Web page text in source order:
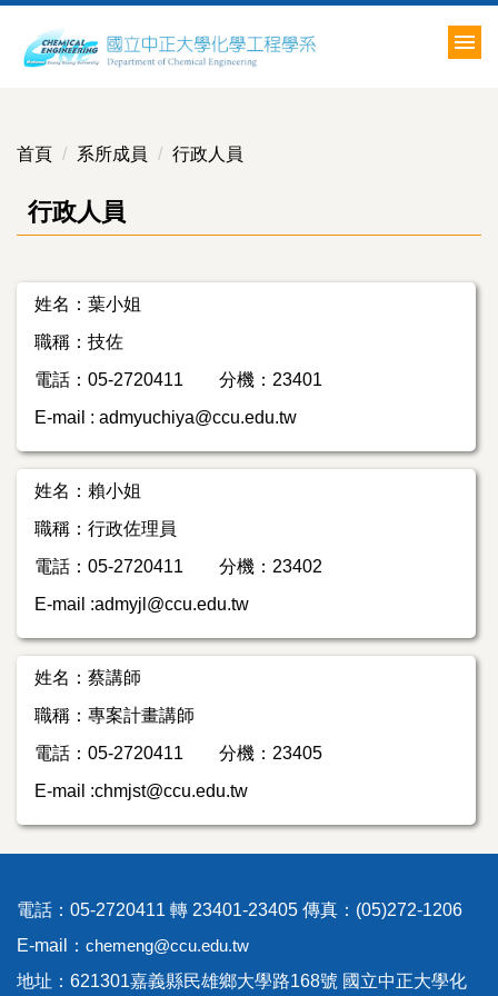
到
主
容
首頁 系所成員 行政人員
行政人員
姓名：葉小姐
職稱：技佐
電話：05-2720411 分機：23401
E-mail : admyuchiya@ccu.edu.tw
姓名：賴小姐
職稱：行政佐理員
電話：05-2720411 分機：23402
E-mail :admyjl@ccu.edu.tw
姓名：蔡講師
職稱：專案計畫講師
電話：05-2720411 分機：23405
E-mail :chmjst@ccu.edu.tw
電話：05-2720411 轉 23401-23405 傳真：(05)272-1206
E-mail： chemeng@ccu.edu.tw
地址：621301嘉義縣民雄鄉大學路168號 國立中正大學化